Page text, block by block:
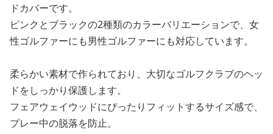
ドカバーです。
ピンクとブラックの2種類のカラーバリエーションで、女
性ゴルファーにも男性ゴルファーにも対応しています。
柔らかい素材で作られており、大切なゴルフクラブのヘッ
ドをしっかり保護します。
フェアウェイウッドにぴったりフィットするサイズ感で、
プレー中の脱落を防止。